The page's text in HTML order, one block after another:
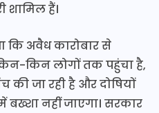
शामिल हैं।
कि अवैध कारोबार से
किन लोगों तक पहुंचा है,
की जा रही है और दोषियों
बख्शा नहीं जाएगा। सरकार